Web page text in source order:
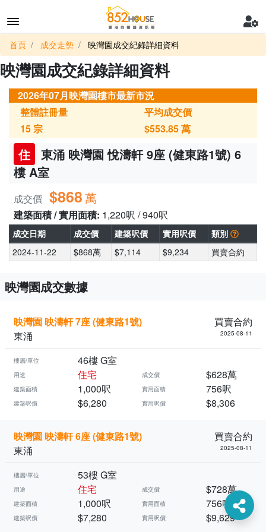
首頁 成交走勢 映灣園成交紀錄詳細資料
映灣園成交紀錄詳細資料
2026年07月映灣園樓市最新市況
整體註冊量
15宗
平均成交價
$553.85萬
住
東涌 映灣園 悅濤軒 9座 (健東路1號) 6
樓 A室
成交價 $868萬
建築面積 / 實用面積: 1,220呎 / 940呎
成交日期 成交價 建築呎價 實用呎價
類別
2024-11-22
$868萬 $7,114 $9,234 買賣合約
映灣園成交數據
映灣園 映濤軒 7座 (健東路1號)
買賣合約
東涌
2025-08-11
樓層/單位 46樓 G室
用途 住宅 成交價 $628萬
建築面積 1,000呎 實用面積 756呎
建築呎價 $6,280 實用呎價 $8,306
映灣園 映濤軒 6座 (健東路1號)
買賣合約
東涌
2025-08-11
樓層/單位 53樓 G室
用途 住宅 成交價 $728萬
建築面積 1,000呎 實用面積 756呎
建築呎價 $7,280 實用呎價 $9,629